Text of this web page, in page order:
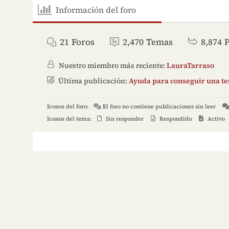
Información del foro
21 Foros 2,470 Temas 8,874
Nuestro miembro más reciente:LauraTarraso
Última publicación:Ayuda para conseguir una
Iconos del foro: El foro no contiene publicaciones sin leer
Iconos del tema:
Sin responder Respondido Activo